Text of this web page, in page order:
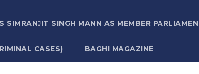
SINGH MANN AS MEMBER
CASES) BAGHI MAGAZINE